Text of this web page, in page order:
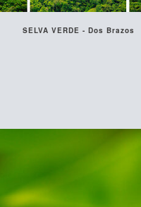
SELVA VERDE - Dos Brazos